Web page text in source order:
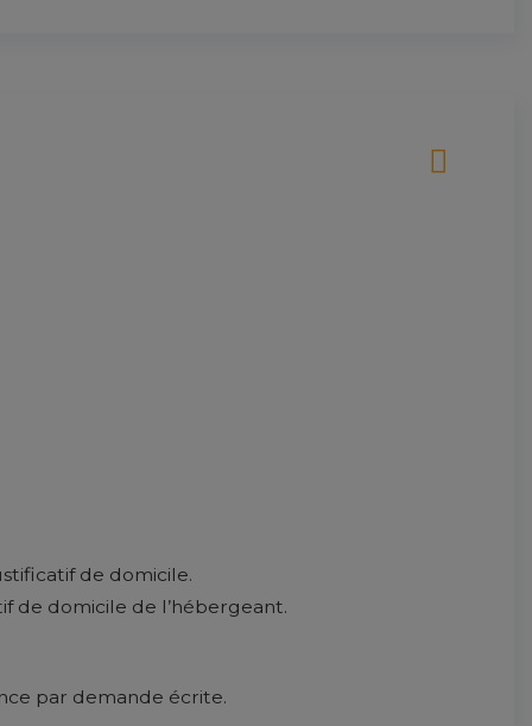
de domicile.
de domicile de l’hébergeant.
par demande écrite.